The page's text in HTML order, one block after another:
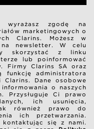
wyrażasz zgodę na
marketingowych o
Clarins. Możesz w
newsletter. W celu
skorzystać z linku
lub poinformować
Firmy Clarins SA oraz
funkcję administratora
Dane osobowe
o naszych
Przysługuje Ci prawo
ich usunięcia,
również prawo do
ich przetwarzania.
się z nami.